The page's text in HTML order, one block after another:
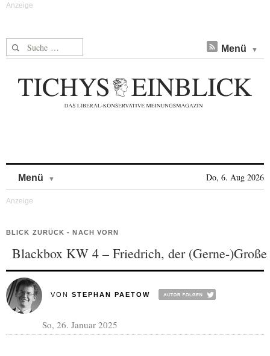
Suche nach: Menü
Menü Do, 6. Aug 2026
BLICK ZURÜCK - NACH VORN
Blackbox KW 4 – Friedrich, der (Gerne-)Große
VON STEPHAN PAETOW
So, 26. Januar 2025